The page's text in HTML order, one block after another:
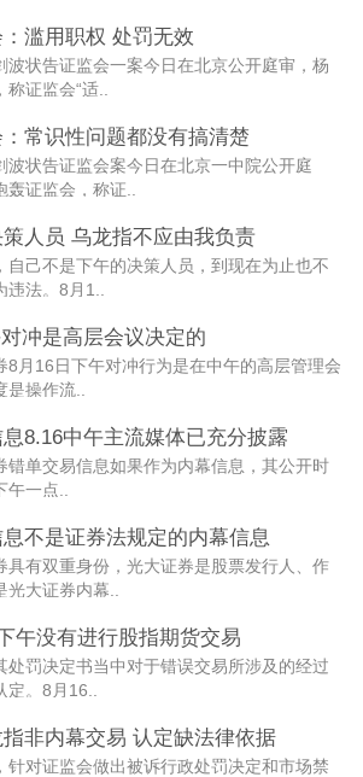
滥用职权 处罚无效
波状告证监会一案今日在北京公开庭审，杨
证监会“适..
常识性问题都没有搞清楚
波状告证监会案今日在北京一中院公开庭
证监会，称证..
人员 乌龙指不应由我负责
自己不是下午的决策人员，到现在为止也不
法。8月1..
冲是高层会议决定的
8月16日下午对冲行为是在中午的高层管理会
操作流..
8.16中午主流媒体已充分披露
错单交易信息如果作为内幕信息，其公开时
一点..
不是证券法规定的内幕信息
具有双重身份，光大证券是股票发行人、作
大证券内幕..
午没有进行股指期货交易
处罚决定书当中对于错误交易所涉及的经过
。8月16..
非内幕交易 认定缺法律依据
针对证监会做出被诉行政处罚决定和市场禁